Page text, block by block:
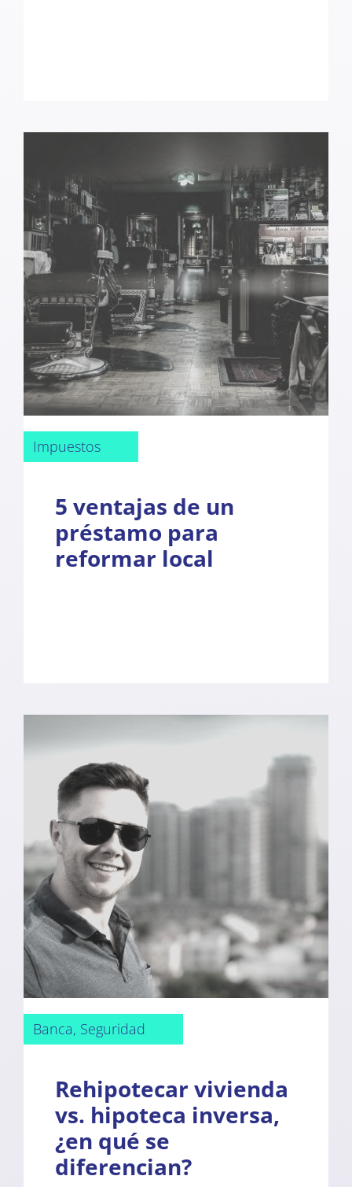
Impuestos
5 ventajas de un
préstamo para
reformar local
Banca, Seguridad
Rehipotecar vivienda
vs. hipoteca inversa,
¿en qué se
diferencian?